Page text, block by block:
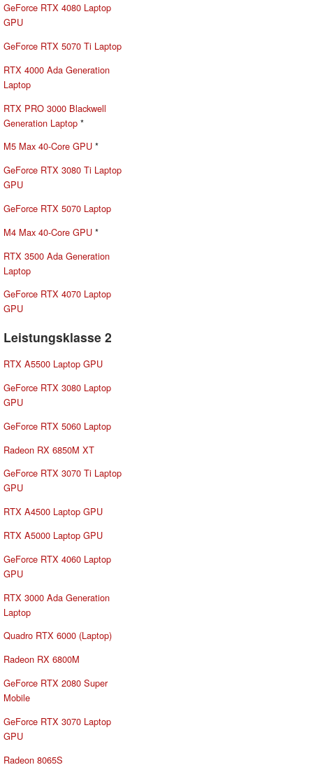
GeForce RTX 4080 Laptop
GPU
GeForce RTX 5070 Ti Laptop
RTX 4000 Ada Generation
Laptop
RTX PRO 3000 Blackwell
Generation Laptop *
M5 Max 40-Core GPU *
GeForce RTX 3080 Ti Laptop
GPU
GeForce RTX 5070 Laptop
M4 Max 40-Core GPU *
RTX 3500 Ada Generation
Laptop
GeForce RTX 4070 Laptop
GPU
Leistungsklasse 2
RTX A5500 Laptop GPU
GeForce RTX 3080 Laptop
GPU
GeForce RTX 5060 Laptop
Radeon RX 6850M XT
GeForce RTX 3070 Ti Laptop
GPU
RTX A4500 Laptop GPU
RTX A5000 Laptop GPU
GeForce RTX 4060 Laptop
GPU
RTX 3000 Ada Generation
Laptop
Quadro RTX 6000 (Laptop)
Radeon RX 6800M
GeForce RTX 2080 Super
Mobile
GeForce RTX 3070 Laptop
GPU
Radeon 8065S